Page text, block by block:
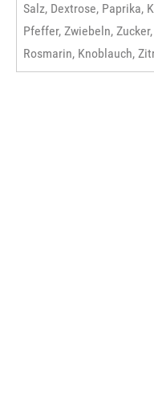
Salz, Dextrose, Paprika,
Pfeffer, Zwiebeln,
Rosmarin, Knoblauch,